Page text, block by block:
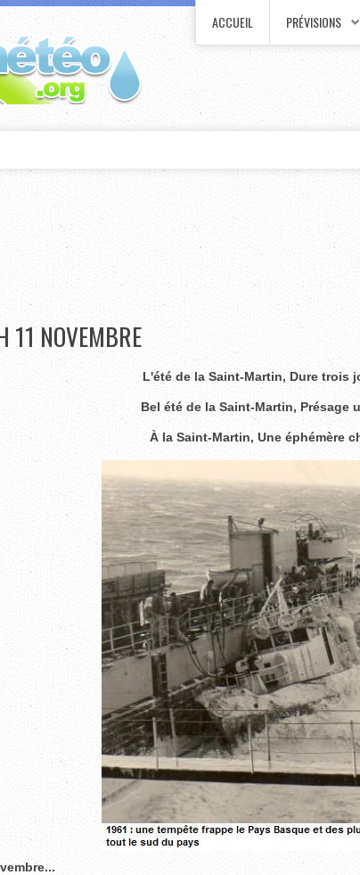
ACCUEIL PRÉVISIONS
11 NOVEMBRE
L'été de la Saint-Martin, Dure trois
Bel été de la Saint-Martin, Présage
À la Saint-Martin, Une éphémère